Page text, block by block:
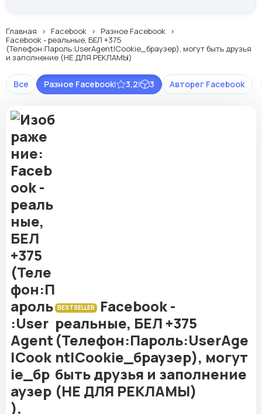
Главная Facebook
Разное Facebook
Facebook - реальные, БЕЛ +375
(Телефон:Пароль:UserAgent|Cookie_браузер), могут быть друзья
и заполнение (НЕ ДЛЯ РЕКЛАМЫ)
Все Разное Facebook| 3,2| 3 Авторег Facebook
BESTSELLER
Facebook -
реальные, БЕЛ +375
(Телефон:Пароль:UserAge
nt|Cookie_браузер), могут
быть друзья и заполнение
(НЕ ДЛЯ РЕКЛАМЫ)